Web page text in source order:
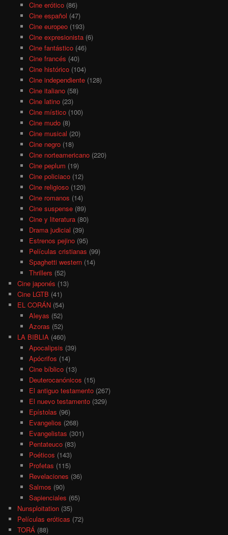
Cine erótico(86)
Cine español (47)
Cine europeo(193)
Cine expresionista(6)
Cine fantástico(46)
Cine francés (40)
Cine histórico(104)
Cine independiente(128)
Cine italiano(58)
Cine latino(23)
Cine místico(100)
Cine mudo(8)
Cine musical (20)
Cine negro(18)
Cine norteamericano(220)
Cine peplum (19)
Cine policiaco(12)
Cine religioso(120)
Cine romanos (14)
Cine suspense(89)
Cine y literatura(80)
Drama judicial (39)
Estrenos pejino(95)
Películas cristianas (99)
Spaghetti western(14)
Thrillers (52)
Cine japonés (13)
Cine LGTB (41)
EL CORÁN (54)
Aleyas (52)
Azoras (52)
LA BIBLIA (460)
Apocalipsis (39)
Apócrifos (14)
Cine bíblico(13)
Deuterocanónicos (15)
El antiguo testamento(267)
El nuevo testamento(329)
Epístolas (96)
Evangelios (268)
Evangelistas (301)
Pentateuco(83)
Poéticos (143)
Profetas (115)
Revelaciones (36)
Salmos (90)
Sapienciales (65)
Nunsploitation (35)
Películas eróticas (72)
TORÁ (88)